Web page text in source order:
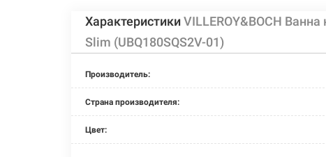
ХарактеристикиVILLEROY&BOCH
Slim (UBQ180SQS2V-01)
Производитель:
Страна производителя:
Цвет: